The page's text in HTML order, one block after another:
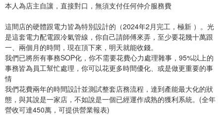
本人為店主自讓，直接對口，無須支付任何仲介服務費
這間店的硬體跟電力皆為特別設計的（2024年2月完工，極新 ）。光
是這套電力配電跟冷氣管線，你自己請師傅來弄，至少要花幾十萬跟
一、兩個月的時間，現在頂下來，明天就能收錢。
我們已將所有事務SOP化，你不需要花費心力處理雜事，95%以上的
事務皆為員工幫忙處理，你可以花更多時間優化、或是做更重要的事
情
我們花費兩年的時間設計並測試整套店務流程，達到產能最大化的狀
態，與其說是一家店，不如說是一個已經運作成熟的獲利系統。(全年
營收可達450萬，可提供營業報表)